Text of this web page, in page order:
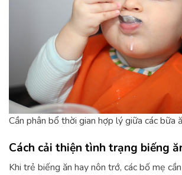
Cần phân bổ thời gian hợp lý giữa các bữa
Cách cải thiện tình trạng biếng
Khi trẻ biếng ăn hay nôn trớ, các bố mẹ